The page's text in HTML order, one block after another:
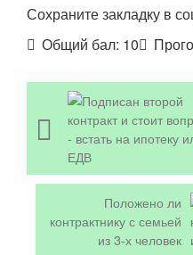
Сохраните закладку в
Общий бал: 10
Положено ли
контрактнику с семьей
из 3-х человек